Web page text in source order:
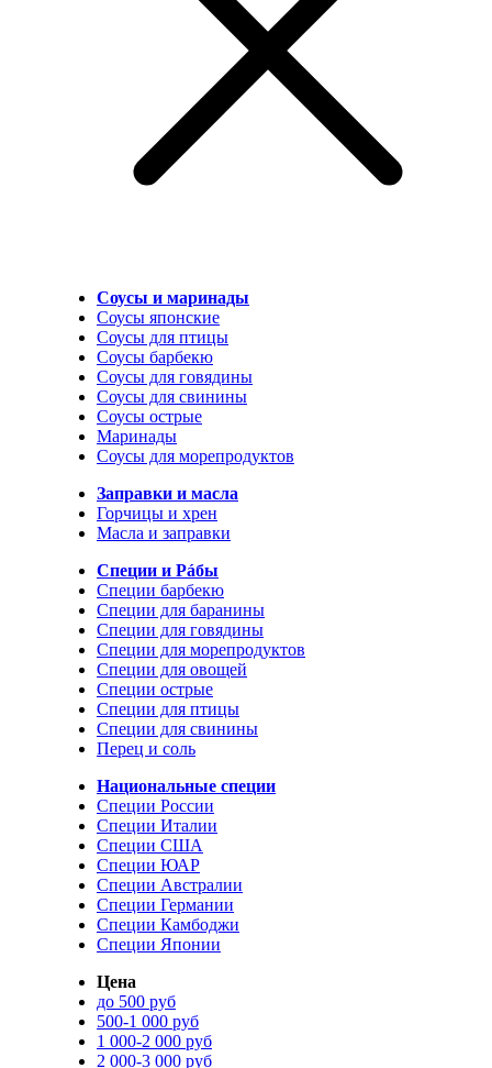
Соусы и маринады
Соусы японские
Соусы для птицы
Соусы барбекю
Соусы для говядины
Соусы для свинины
Соусы острые
Маринады
Соусы для морепродуктов
Заправки и масла
Горчицы и хрен
Масла и заправки
Специи и Рáбы
Специи барбекю
Специи для баранины
Специи для говядины
Специи для морепродуктов
Специи для овощей
Специи острые
Специи для птицы
Специи для свинины
Перец и соль
Национальные специи
Специи России
Специи Италии
Специи США
Специи ЮАР
Специи Австралии
Специи Германии
Специи Камбоджи
Специи Японии
Цена
до 500 руб
500-1 000 руб
1 000-2 000 руб
2 000-3 000 руб